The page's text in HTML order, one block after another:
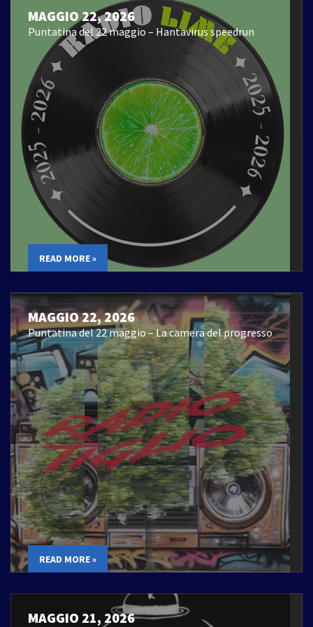
MAGGIO 22, 2026
Puntatina del 22 maggio – Hantavirus speedrun
READ MORE »
MAGGIO 22, 2026
Puntatina del 22 maggio – La camera del progresso
READ MORE »
MAGGIO 21, 2026